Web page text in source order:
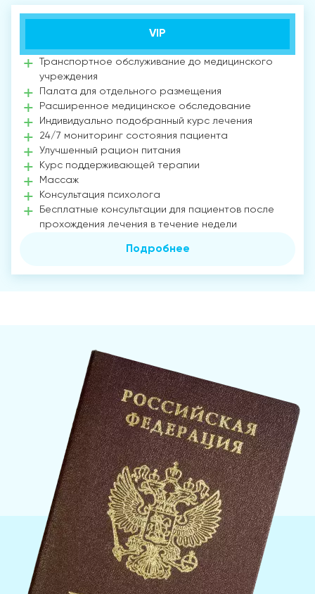
VIP
Транспортное обслуживание до медицинского
учреждения
Палата для отдельного размещения
Расширенное медицинское обследование
Индивидуально подобранный курс лечения
24/7 мониторинг состояния пациента
Улучшенный рацион питания
Курс поддерживающей терапии
Массаж
Консультация психолога
Бесплатные консультации для пациентов после
прохождения лечения в течение недели
Подробнее